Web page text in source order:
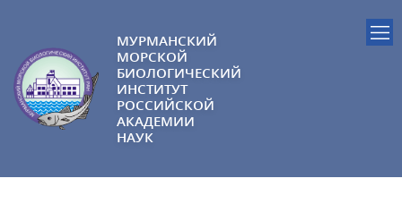
МУРМАНСКИЙ
МОРСКОЙ
БИОЛОГИЧЕСКИЙ
ИНСТИТУТ
РОССИЙСКОЙ
АКАДЕМИИ
НАУК